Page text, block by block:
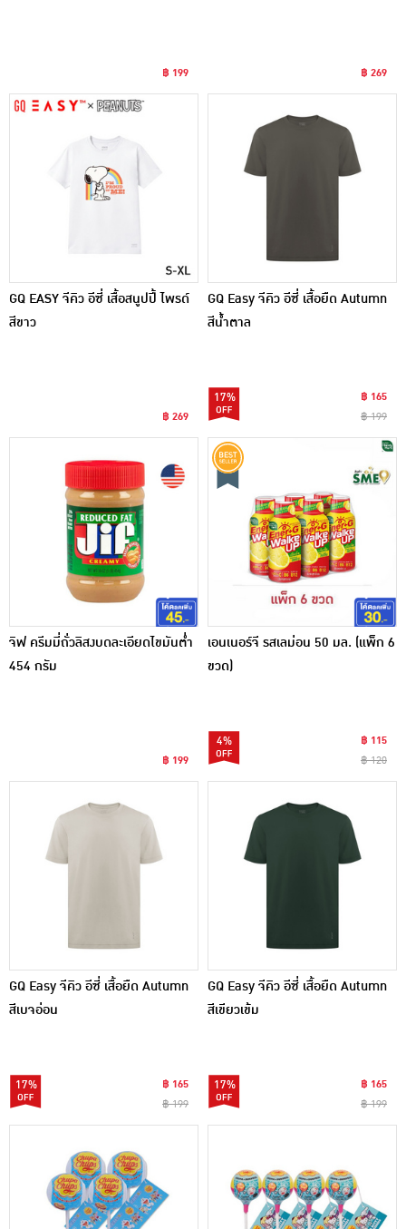
฿ 199 ฿ 269
GQ EASY จีคิว อีซี่ เสื้อสนูปปี้ ไพรด์
สีขาว
฿ 269
GQ Easy จีคิว อีซี่ เสื้อยืด Autumn
สีน้ำตาล
17%
฿ 165
฿ 199
จิฟ ครีมมี่ถั่วลิสงบดละเอียดไขมันต่ำ
454 กรัม
฿ 199
เอนเนอร์จี รสเลม่อน 50 มล. (แพ็ก 6
ขวด)
4%
฿ 115
฿ 120
GQ Easy จีคิว อีซี่ เสื้อยืด Autumn
สีเบจอ่อน
17%
฿ 165
฿ 199
GQ Easy จีคิว อีซี่ เสื้อยืด Autumn
สีเขียวเข้ม
17%
฿ 165
฿ 199